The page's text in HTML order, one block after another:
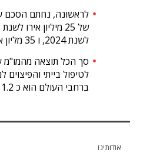
לראשונה, נחתם הסכם
לשנת 2024, ו 35 מליון אירו לשנת 2025.
סך הכל תוצאה מהמו"מ
לטיפול בייתי והפיצוים
ברחבי העולם הוא כ 1.2 מילאירד דולר.
אודותינו